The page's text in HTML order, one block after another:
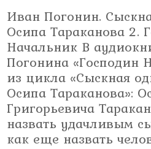
Иван Погонин.
Осипа Тараканова 2.
Начальник В
Погонина «Господин
из цикла «Сыскная
Осипа Тараканова»:
Григорьевича
назвать удачливым
как еще назвать